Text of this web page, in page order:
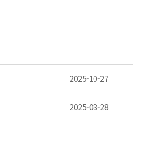
2025-10-27
2025-08-28